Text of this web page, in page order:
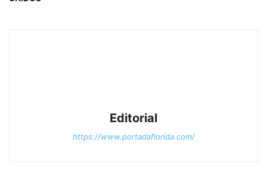
Editorial
https://www.portadaflorida.com/